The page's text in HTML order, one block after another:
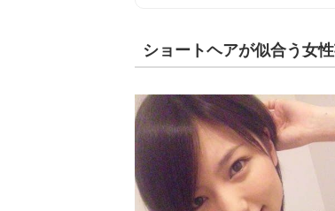
ショートヘアが似合う女